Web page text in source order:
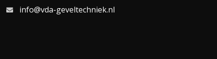
info@vda-geveltechniek.nl